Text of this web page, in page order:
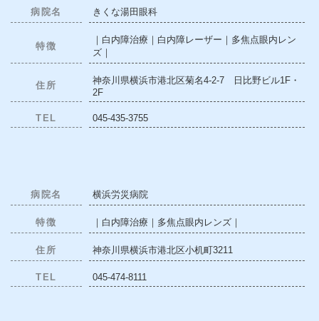
病院名 きくな湯田眼科
特徴
｜白内障治療｜白内障レーザー｜多焦点眼内レン
ズ｜
住所
神奈川県横浜市港北区菊名4-2-7 日比野ビル1F・
2F
TEL 045-435-3755
病院名 横浜労災病院
特徴 ｜白内障治療｜多焦点眼内レンズ｜
住所 神奈川県横浜市港北区小机町3211
TEL 045-474-8111